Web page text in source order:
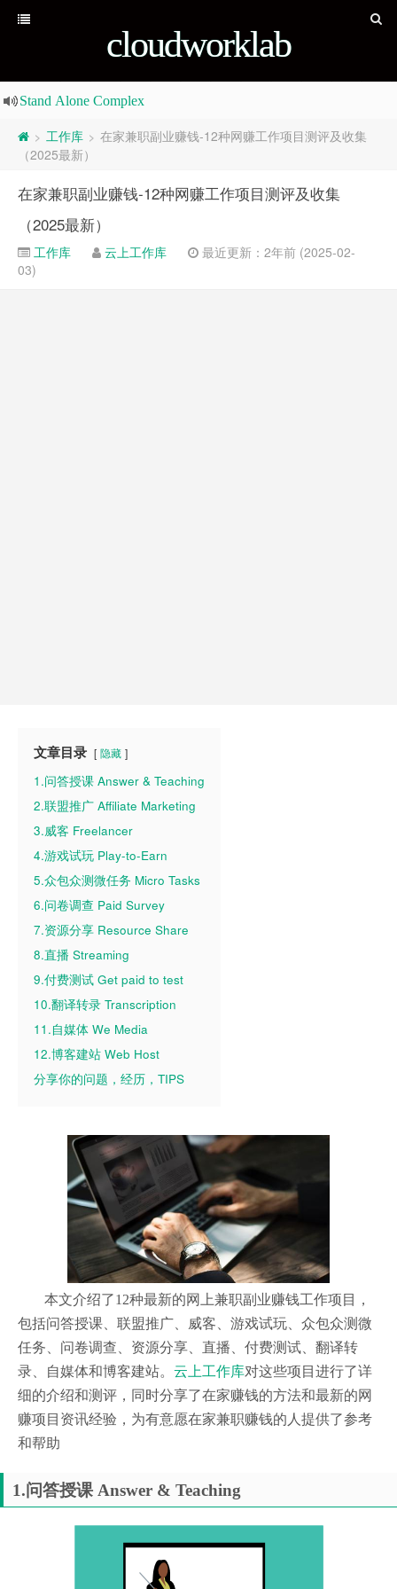
cloudworklab
Stand Alone Complex
news is also news, Half-truth is also truth Fake-news is
news is also news, Half-truth is also truth Fake-news is
只是讨厌没有价值的广告，所以即使是写广告文章，一定要给读者带
> 工作库 > 在家兼职副业赚钱-12种网赚工作项目测评及收集
（2025最新）
在家兼职副业赚钱-12种网赚工作项目测评及收集
（2025最新）
工作库 云上工作库
最近更新：2年前 (2025-02-
03)
文章目录 隐藏
1.问答授课 Answer & Teaching
2.联盟推广 Affiliate Marketing
3.威客 Freelancer
4.游戏试玩 Play-to-Earn
5.众包众测微任务 Micro Tasks
6.问卷调查 Paid Survey
7.资源分享 Resource Share
8.直播 Streaming
9.付费测试 Get paid to test
10.翻译转录 Transcription
11.自媒体 We Media
12.博客建站 Web Host
分享你的问题，经历，TIPS
本文介绍了12种最新的网上兼职副业赚钱工作项目，
包括问答授课、联盟推广、威客、游戏试玩、众包众测微
任务、问卷调查、资源分享、直播、付费测试、翻译转
录、自媒体和博客建站。 云上工作库对这些项目进行了详
细的介绍和测评，同时分享了在家赚钱的方法和最新的网
赚项目资讯经验，为有意愿在家兼职赚钱的人提供了参考
和帮助
1.问答授课 Answer & Teaching